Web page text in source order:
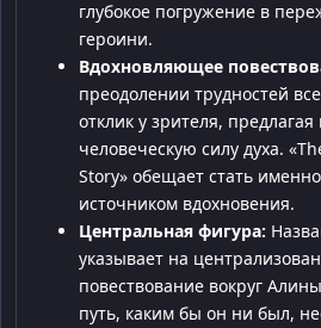
глубокое погружение в
героини.
Вдохновляющее
преодолении трудностей
отклик у зрителя,
человеческую силу духа.
Story» обещает стать
источником вдохновения.
Центральная фигура:
указывает на
повествование вокруг
путь, каким бы он ни был,